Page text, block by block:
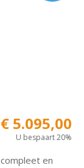
€ 5.095,00
U bespaart 20%
en